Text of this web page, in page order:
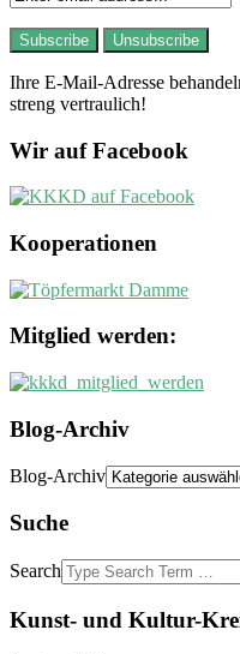
Ihre E-Mail-Adresse
streng vertraulich!
Wir auf Facebook
Kooperationen
Mitglied werden:
Blog-Archiv
Blog-Archiv
Suche
Search
Kunst- und Kultur-